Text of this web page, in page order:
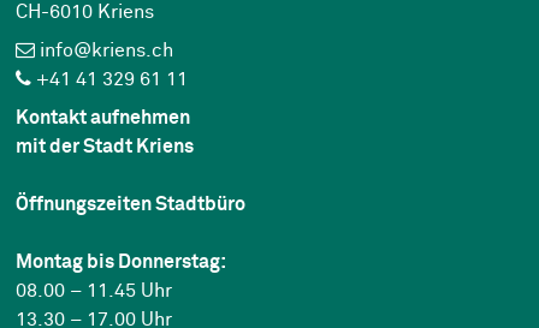
CH-6010 Kriens
info@kriens.ch
+41 41 329 61 11
Kontakt aufnehmen
mit der Stadt Kriens
Öffnungszeiten Stadtbüro
Montag bis Donnerstag:
08.00 – 11.45 Uhr
13.30 – 17.00 Uhr